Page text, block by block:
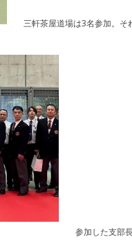
三軒茶屋道場は3名参加。そ
参加した支部